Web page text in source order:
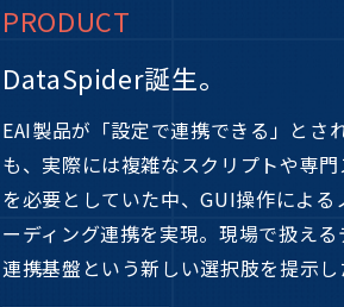
PRODUCT
DataSpider誕生。
EAI製品が「設定で連携できる」とさ
も、実際には複雑なスクリプトや専
を必要としていた中、GUI操作による
ーディング連携を実現。現場で扱え
連携基盤という新しい選択肢を提示